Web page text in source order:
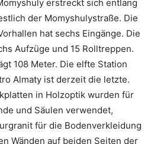
erstreckt sich entlang
der Momyshulystraße. Die
hat sechs Eingänge. Die
Aufzüge und 15 Rolltreppen.
108 Meter. Die elfte Station
Almaty ist derzeit die letzte.
in Holzoptik wurden für
und Säulen verwendet,
für die Bodenverkleidung
Wänden auf beiden Seiten der